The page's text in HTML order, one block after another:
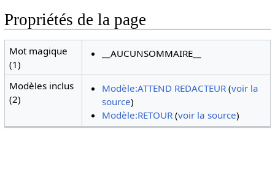
Propriétés de la page
Mot magique
(1)
__AUCUNSOMMAIRE__
Modèles inclus
(2)
Modèle:ATTEND REDACTEUR(voir la
source)
Modèle:RETOUR(voir la source)